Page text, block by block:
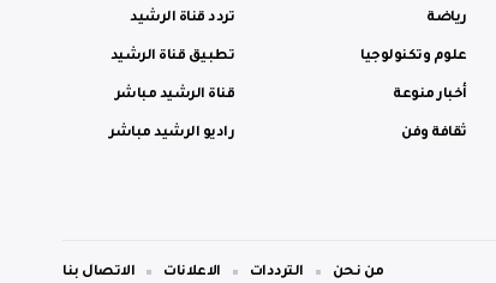
رياضة
علوم وتكنولوجيا
أخبار منوعة
ثقافة وفن
تردد قناة الرشيد
تطبيق قناة الرشيد
قناة الرشيد مباشر
راديو الرشيد مباشر
من نحن الترددات الاعلانات الاتصال بنا